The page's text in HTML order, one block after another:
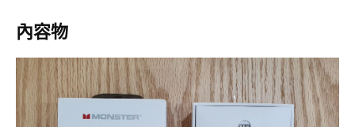
內容物